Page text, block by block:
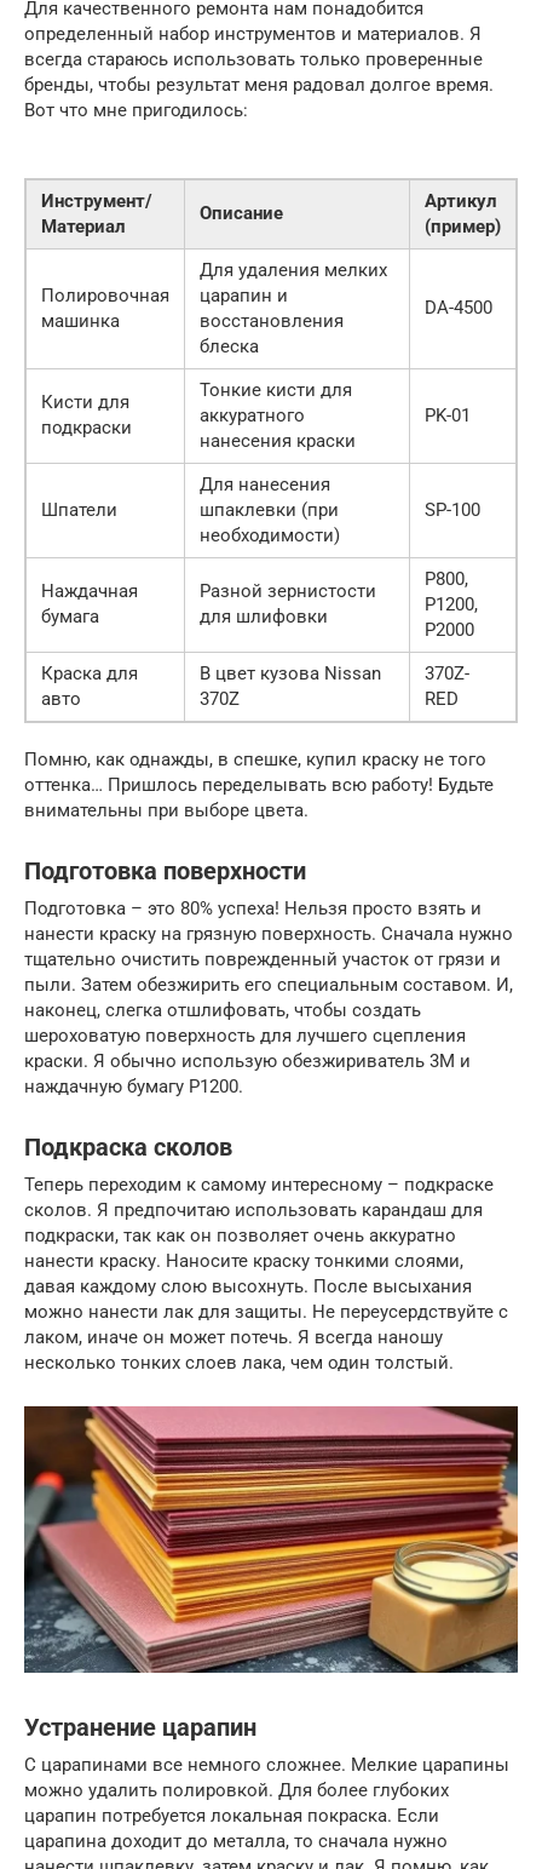
Для качественного ремонта нам понадобится
определенный набор инструментов и материалов. Я
всегда стараюсь использовать только проверенные
бренды, чтобы результат меня радовал долгое время.
Вот что мне пригодилось:
Инструмент/
Материал
Описание
Артикул
(пример)
Полировочная
машинка
Для удаления мелких
царапин и
восстановления
блеска
DA-4500
Кисти для
подкраски
Тонкие кисти для
аккуратного
нанесения краски
PK-01
Шпатели
Для нанесения
шпаклевки (при
необходимости)
SP-100
Наждачная
бумага
Разной зернистости
для шлифовки
P800,
P1200,
P2000
Краска для
авто
В цвет кузова Nissan
370Z
370Z-
RED
Помню, как однажды, в спешке, купил краску не того
оттенка… Пришлось переделывать всю работу! Будьте
внимательны при выборе цвета.
Подготовка поверхности
Подготовка – это 80% успеха! Нельзя просто взять и
нанести краску на грязную поверхность. Сначала нужно
тщательно очистить поврежденный участок от грязи и
пыли. Затем обезжирить его специальным составом. И,
наконец, слегка отшлифовать, чтобы создать
шероховатую поверхность для лучшего сцепления
краски. Я обычно использую обезжириватель 3M и
наждачную бумагу P1200.
Подкраска сколов
Теперь переходим к самому интересному – подкраске
сколов. Я предпочитаю использовать карандаш для
подкраски, так как он позволяет очень аккуратно
нанести краску. Наносите краску тонкими слоями,
давая каждому слою высохнуть. После высыхания
можно нанести лак для защиты. Не переусердствуйте с
лаком, иначе он может потечь. Я всегда наношу
несколько тонких слоев лака, чем один толстый.
Устранение царапин
С царапинами все немного сложнее. Мелкие царапины
можно удалить полировкой. Для более глубоких
царапин потребуется локальная покраска. Если
царапина доходит до металла, то сначала нужно